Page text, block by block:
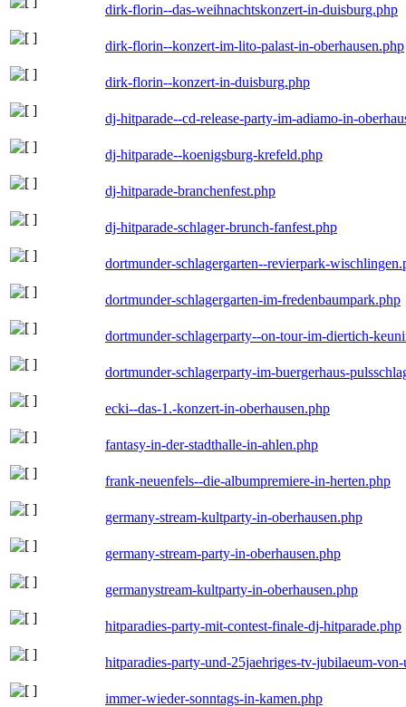
dirk-florin--das-weihnachtskonzert-in-duisburg.php
dirk-florin--konzert-im-lito-palast-in-oberhausen.php
dirk-florin--konzert-in-duisburg.php
dj-hitparade--cd-release-party-im-adiamo-in-
dj-hitparade--koenigsburg-krefeld.php
dj-hitparade-branchenfest.php
dj-hitparade-schlager-brunch-fanfest.php
dortmunder-schlagergarten--revierpark-
dortmunder-schlagergarten-im-fredenbaumpark.php
dortmunder-schlagerparty--on-tour-im-diertich-
dortmunder-schlagerparty-im-buergerhaus-
ecki--das-1.-konzert-in-oberhausen.php
fantasy-in-der-stadthalle-in-ahlen.php
frank-neuenfels--die-albumpremiere-in-herten.php
germany-stream-kultparty-in-oberhausen.php
germany-stream-party-in-oberhausen.php
germanystream-kultparty-in-oberhausen.php
hitparadies-party-mit-contest-finale-dj-hitparade.php
hitparadies-party-und-25jaehriges-tv-jubilaeum-
immer-wieder-sonntags-in-kamen.php